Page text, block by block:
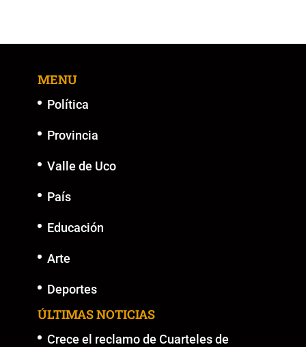
MENU
Política
Provincia
Valle de Uco
País
Educación
Arte
Deportes
ÚLTIMAS NOTICIAS
Crece el reclamo de Cuarteles de